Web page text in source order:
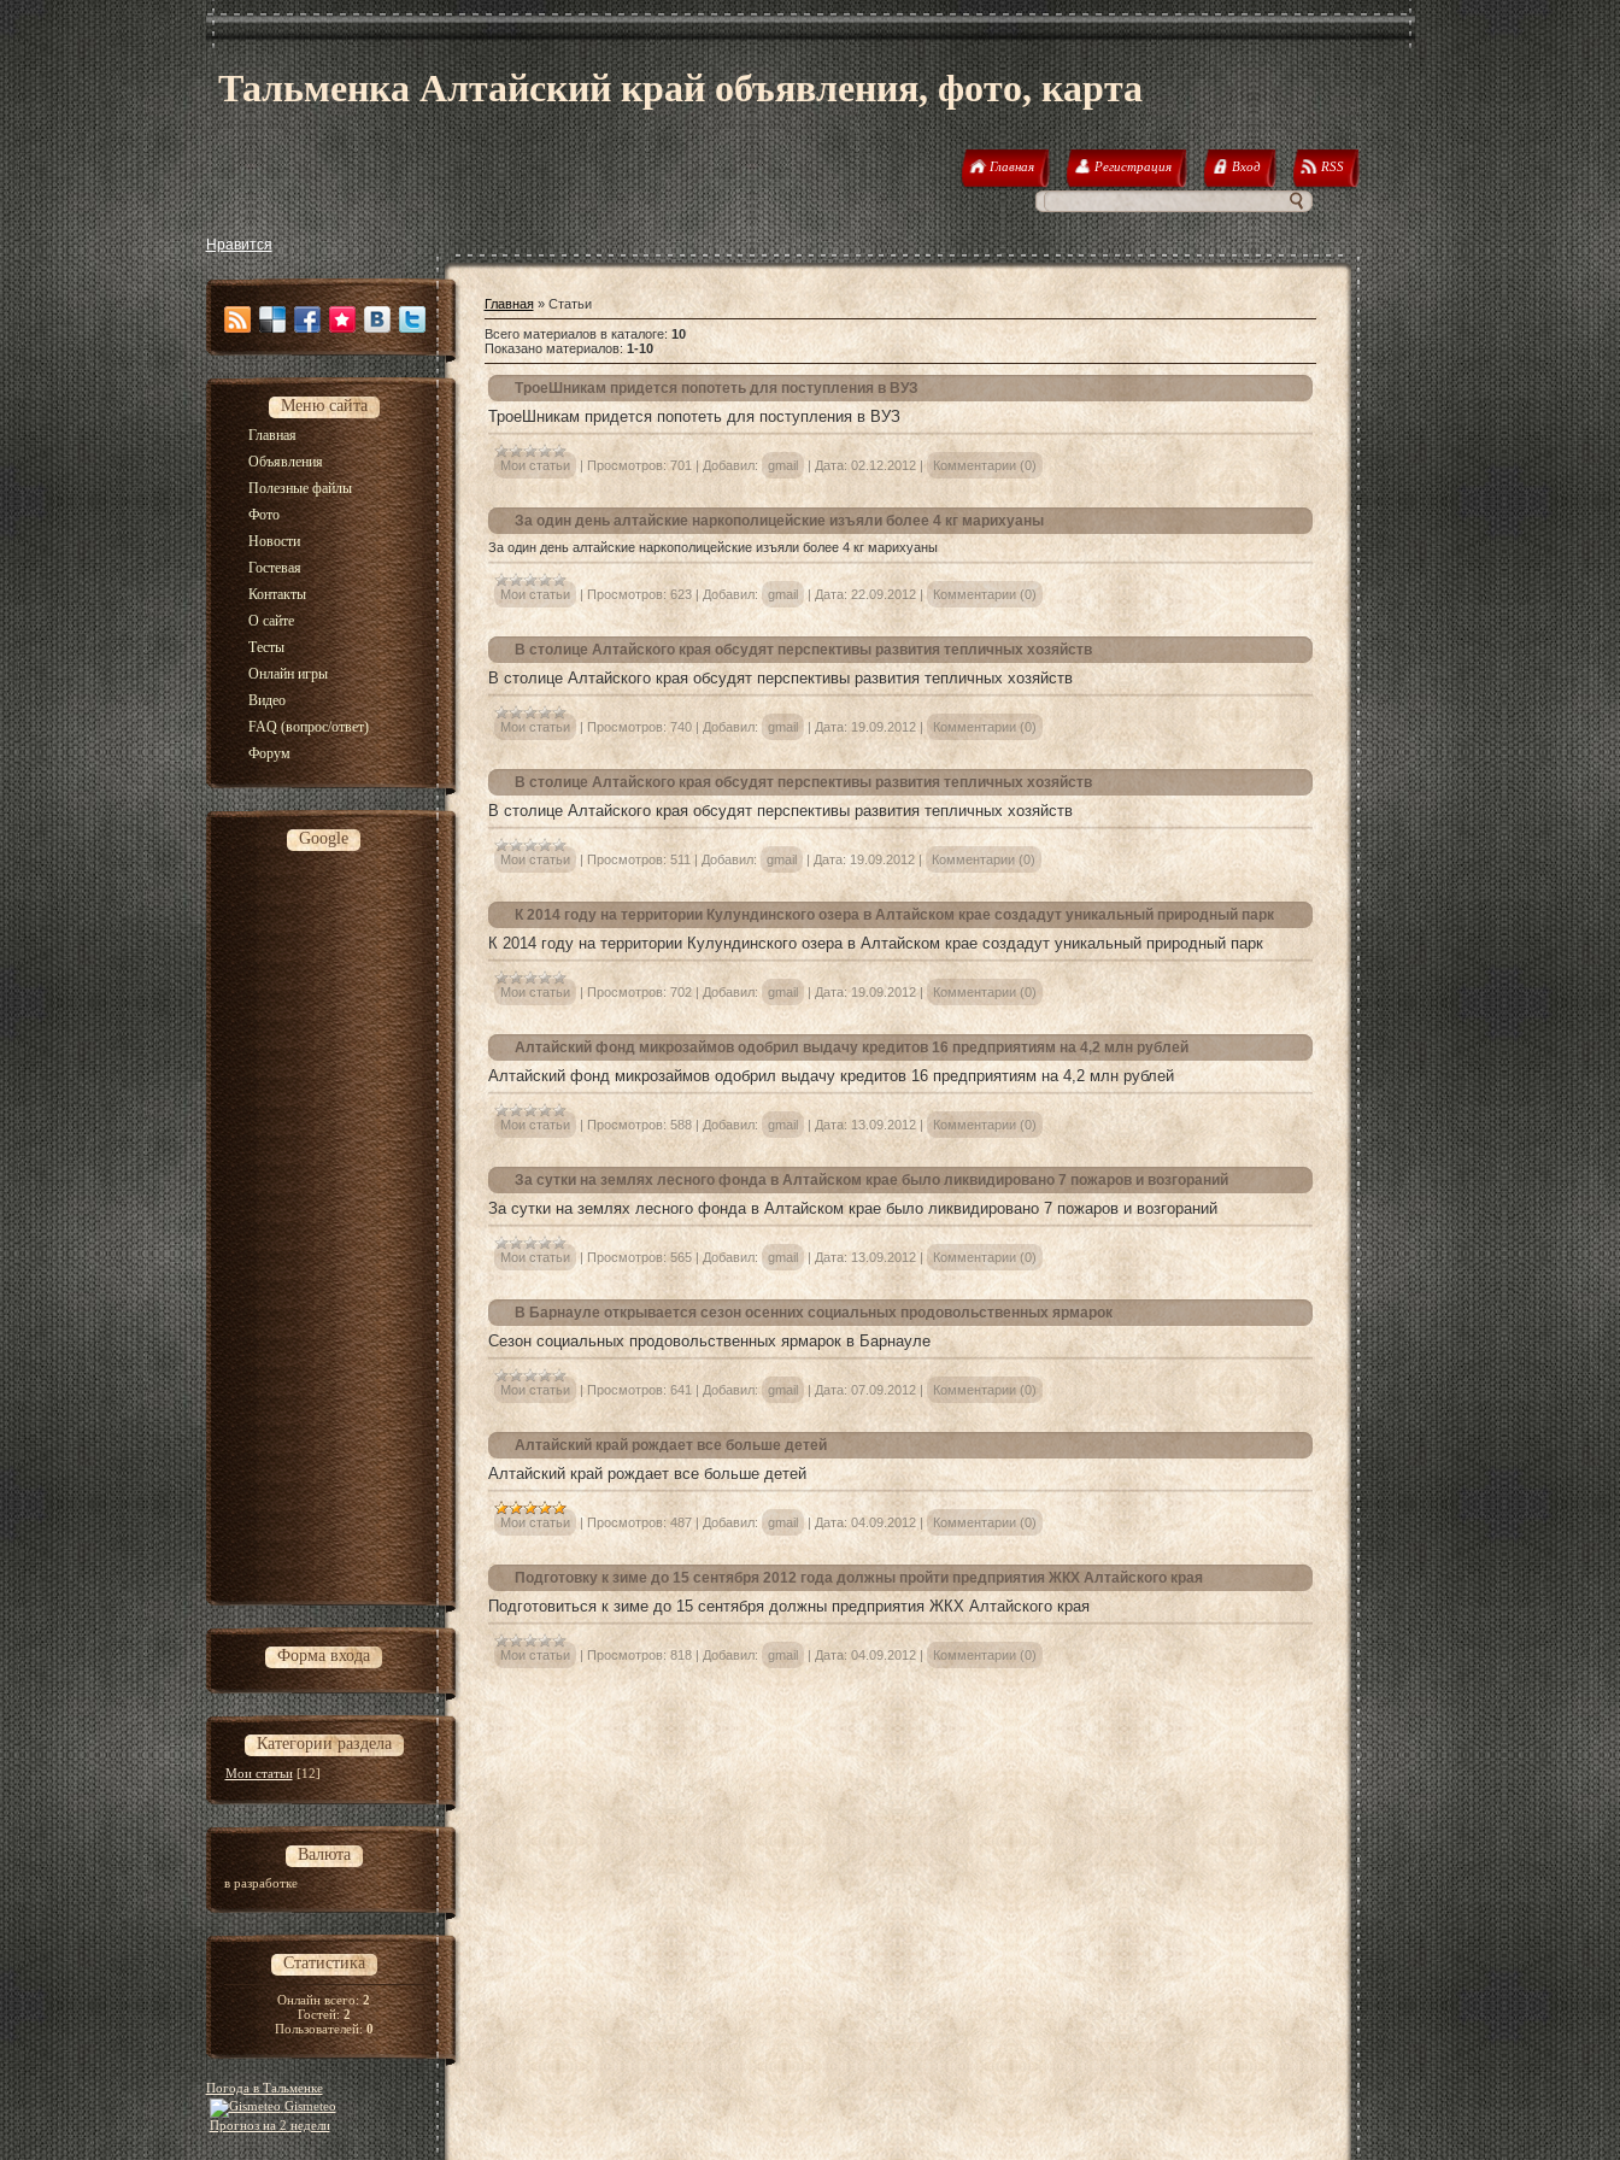
Тальменка Алтайский край объявления, фото, карта
Главная Регистрация Вход RSS
Нравится
Меню сайта
Главная
Объявления
Полезные файлы
Фото
Новости
Гостевая
Контакты
О сайте
Тесты
Онлайн игры
Видео
FAQ (вопрос/ответ)
Форум
Google
Форма входа
Категории раздела
Мои статьи [12]
Валюта
в разработке
Статистика
Онлайн всего:2
Гостей:2
Пользователей:0
Погода в Тальменке
Gismeteo
Прогноз на 2 недели
Главная» Статьи
Всего материалов в каталоге: 10
Показано материалов:1-10
ТроеШникам придется попотеть для поступления в ВУЗ
ТроеШникам придется попотеть для поступления в ВУЗ
Мои статьи | Просмотров: 701 | Добавил: gmail | Дата: 02.12.2012 | Комментарии (0)
За один день алтайские наркополицейские изъяли более 4 кг марихуаны
За один день алтайские наркополицейские изъяли более 4 кг марихуаны
Мои статьи | Просмотров: 623| Добавил: gmail | Дата: 22.09.2012 | Комментарии (0)
В столице Алтайского края обсудят перспективы развития тепличных хозяйств
В столице Алтайского края обсудят перспективы развития тепличных хозяйств
Мои статьи | Просмотров: 740| Добавил: gmail | Дата: 19.09.2012 | Комментарии (0)
В столице Алтайского края обсудят перспективы развития тепличных хозяйств
В столице Алтайского края обсудят перспективы развития тепличных хозяйств
Мои статьи | Просмотров: 511 | Добавил: gmail | Дата: 19.09.2012 | Комментарии (0)
К 2014 году на территории Кулундинского озера в Алтайском крае создадут уникальный природный парк
К 2014 году на территории Кулундинского озера в Алтайском крае создадут уникальный природный парк
Мои статьи | Просмотров: 702| Добавил: gmail | Дата: 19.09.2012 | Комментарии (0)
Алтайский фонд микрозаймов одобрил выдачу кредитов 16 предприятиям на 4,2 млн рублей
Алтайский фонд микрозаймов одобрил выдачу кредитов 16 предприятиям на 4,2 млн рублей
Мои статьи | Просмотров: 588| Добавил: gmail | Дата: 13.09.2012 | Комментарии (0)
За сутки на землях лесного фонда в Алтайском крае было ликвидировано 7 пожаров и возгораний
За сутки на землях лесного фонда в Алтайском крае было ликвидировано 7 пожаров и возгораний
Мои статьи | Просмотров: 565|Добавил: gmail | Дата: 13.09.2012 | Комментарии (0)
В Барнауле открывается сезон осенних социальных продовольственных ярмарок
Сезон социальных продовольственных ярмарок в Барнауле
Мои статьи | Просмотров: 641 | Добавил: gmail | Дата: 07.09.2012 | Комментарии (0)
Алтайский край рождает все больше детей
Алтайский край рождает все больше детей
Мои статьи | Просмотров: 487| Добавил: gmail | Дата: 04.09.2012 | Комментарии (0)
Подготовку к зиме до 15 сентября 2012 года должны пройти предприятия ЖКХ Алтайского края
Подготовиться к зиме до 15 сентября должны предприятия ЖКХ Алтайского края
Мои статьи | Просмотров: 818| Добавил: gmail | Дата: 04.09.2012 | Комментарии (0)